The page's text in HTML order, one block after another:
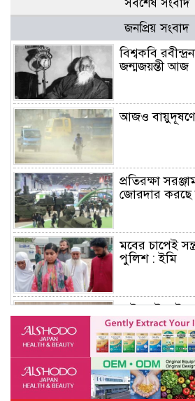
জনপ্রিয় সংবাদ
বিশ্বকবি
জন্মজয়ন্তী আজ
আজও বায়ুদূষণে
প্রতিরক্ষা
জোরদার করছে
মবের চাপেই
পুলিশ : ইমি
মাইলস্টোন
জনের বিরুদ্ধে
সাংবাদিক
ডিসিরা : ডা.